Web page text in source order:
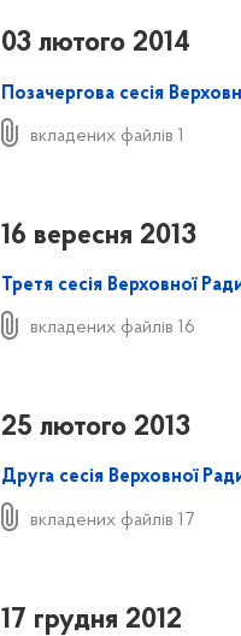
03 лютого 2014
Позачергова сесія
вкладених файлів 1
16 вересня 2013
Третя сесія Верховної
вкладених файлів 16
25 лютого 2013
Друга сесія Верховної
вкладених файлів 17
17 грудня 2012